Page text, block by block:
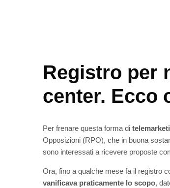
Registro per
center. Ecco
Per frenare questa forma di
Opposizioni (RPO), che in buona
sono interessati a ricevere proposte
Ora, fino a qualche mese fa il registro
vanificava praticamente lo scopo,